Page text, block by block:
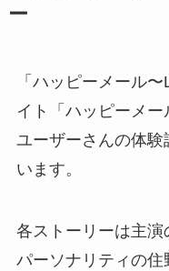
ー
「ハッピーメール
イト「ハッピーメ
ユーザーさんの体
います。
各ストーリーは主
パーソナリティの